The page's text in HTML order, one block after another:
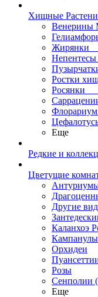
Хищные
Венерины
Жирянки
Непентесы
Ростки
Росянки
Еще
Редкие и
Цветущие
Другие
Каланхоэ
Кампанулы
Орхидеи
Розы
Сенполии
Еще